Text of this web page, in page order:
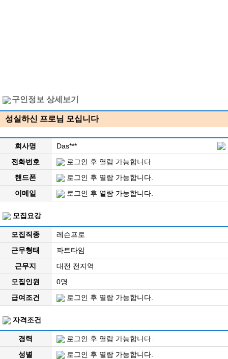
구인정보 상세보기
성실하신 프로님 모십니다
회사명
Das***
전화번호
로그인 후 열람 가능합니다.
핸드폰
로그인 후 열람 가능합니다.
이메일
로그인 후 열람 가능합니다.
모집요강
모집직종
레슨프로
근무형태
파트타임
근무지
대전 전지역
모집인원
0명
급여조건
로그인 후 열람 가능합니다.
자격조건
경력
로그인 후 열람 가능합니다.
성별
로그인 후 열람 가능합니다.